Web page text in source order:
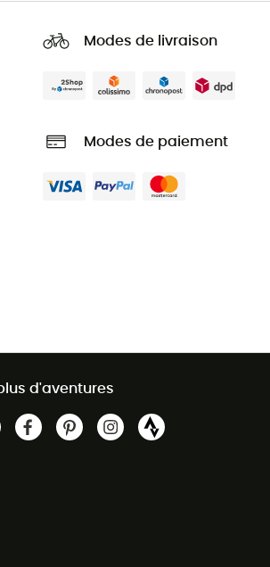
Modes de livraison
Modes de paiement
d'aventures